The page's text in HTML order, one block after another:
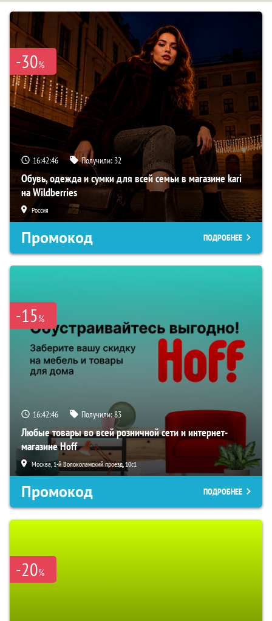
-30%
16:42:45 Получили: 32
Обувь, одежда и сумки для всей семьи в магазине kari
на Wildberries
Россия
Промокод ПОДРОБНЕЕ
-15%
16:42:45 Получили:83
Любые товары во всей розничной сети и интернет-
магазине Hoff
Москва, 1-й Волоколамский проезд, 10с1
Промокод ПОДРОБНЕЕ
-20%